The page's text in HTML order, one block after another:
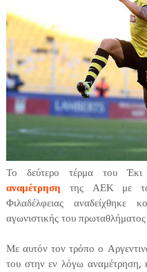
Το δεύτερο τέρμα του
αναμέτρηση της ΑΕΚ με
Φιλαδέλφειας
αγωνιστικής του
Με αυτόν τον τρόπο ο
του στην εν λόγω αναμέτρηση,